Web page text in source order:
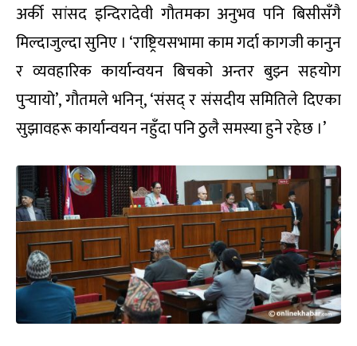
अर्की सांसद इन्दिरादेवी गौतमका अनुभव पनि बिसीसँगै
मिल्दाजुल्दा सुनिए । ‘राष्ट्रियसभामा काम गर्दा कागजी कानुन
र व्यवहारिक कार्यान्वयन बिचको अन्तर बुझ्न सहयोग
पुर्‍यायो’, गौतमले भनिन्, ‘संसद् र संसदीय समितिले दिएका
सुझावहरू कार्यान्वयन नहुँदा पनि ठुलै समस्या हुने रहेछ ।’